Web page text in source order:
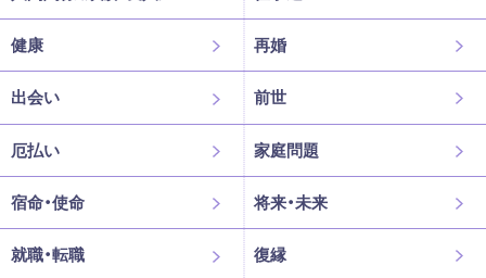
健康 再婚
出会い 前世
厄払い 家庭問題
宿命・使命 将来・未来
就職・転職 復縁